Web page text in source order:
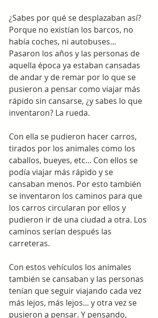
¿Sabes por qué se desplazaban así?
Porque no existían los barcos, no
había coches, ni autobuses...
Pasaron los años y las personas de
aquella época ya estaban cansadas
de andar y de remar por lo que se
pusieron a pensar como viajar más
rápido sin cansarse, ¿y sabes lo que
inventaron? La rueda.
Con ella se pudieron hacer carros,
tirados por los animales como los
caballos, bueyes, etc... Con ellos se
podía viajar más rápido y se
cansaban menos. Por esto también
se inventaron los caminos para que
los carros circularan por ellos y
pudieron ir de una ciudad a otra. Los
caminos serían después las
carreteras.
Con estos vehículos los animales
también se cansaban y las personas
tenían que seguir viajando cada vez
más lejos, más lejos... y otra vez se
pusieron a pensar. Y pensando,